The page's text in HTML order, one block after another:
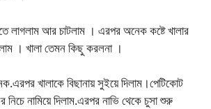
লাগলাম আর চাটলাম । এরপর অনেক কষ্টে খালার
। খালা তেমন কিছু করলনা ।
খালাকে বিছানায় সুইয়ে দিলাম।পেটিকোট
নিচে নামিয়ে দিলাম.এরপর নাভি থেকে চুসা শুরু